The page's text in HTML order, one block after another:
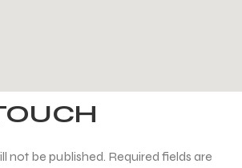
not be published. Required fields are